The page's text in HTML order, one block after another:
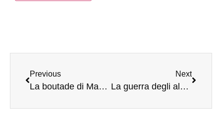
Previous
La boutade di Macron sull’Ucraina e l’Ue che deve imparare a difendersi da sola (di S. Mentana)
Next
La guerra degli algoritmi: così la tecnologia aiuta Israele a continuare la guerra a Gaza e in Cisgiordania